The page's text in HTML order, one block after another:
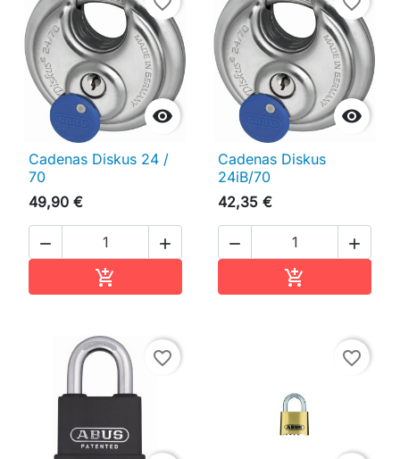

Cadenas Diskus 24 /
70
49,90 €
 


Cadenas Diskus
24iB/70
42,35 €
 

favorite_border favorite_border